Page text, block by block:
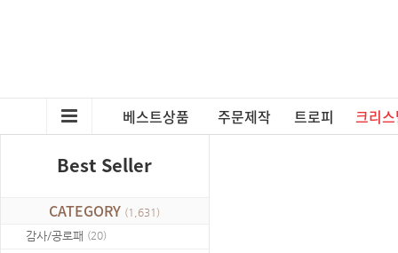
베스트상품 주문제작 트로피 크리
Best Seller
CATEGORY (1,631)
감사/공로패 (20)